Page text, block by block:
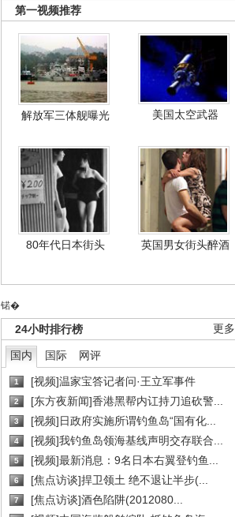
第一视频推荐
解放军三体舰曝光 美国太空武器
80年代日本街头 英国男女街头醉酒
锘�
更多
24小时排行榜
国内 国际 网评
1 [视频]温家宝答记者问·王立军事件
2 [东方夜新闻]香港黑帮内讧持刀追砍警...
3 [视频]日政府实施所谓钓鱼岛“国有化...
4 [视频]我钓鱼岛领海基线声明交存联合...
5 [视频]最新消息：9名日本右翼登钓鱼...
6 [焦点访谈]捍卫领土 绝不退让半步(...
7 [焦点访谈]酒色陷阱(2012080...